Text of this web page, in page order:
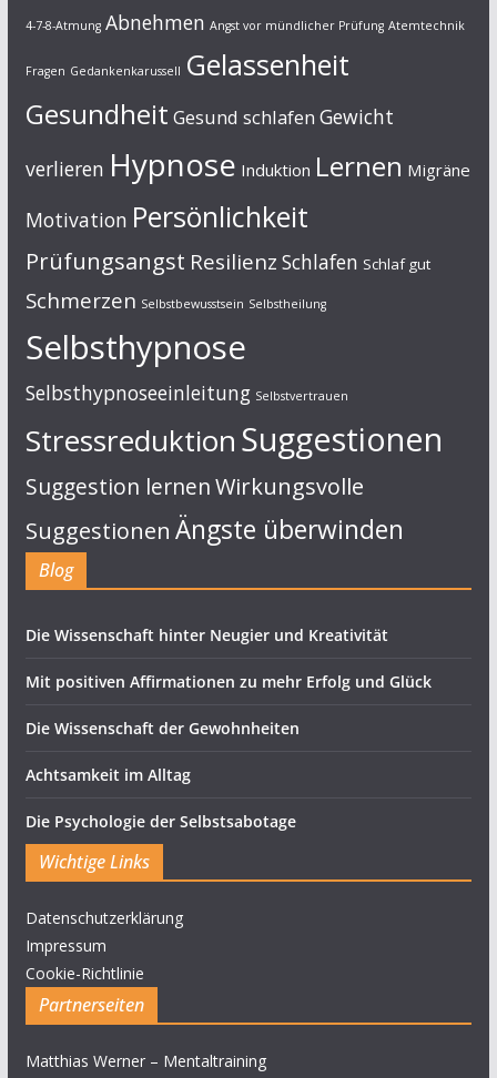
4-7-8-Atmung Abnehmen Angst vor mündlicher Prüfung Atemtechnik
Fragen Gedankenkarussell Gelassenheit
Gesundheit Gesund schlafen Gewicht
verlieren Hypnose Induktion Lernen Migräne
Motivation Persönlichkeit
Prüfungsangst Resilienz Schlafen Schlaf gut
Schmerzen Selbstbewusstsein Selbstheilung
Selbsthypnose
Selbsthypnoseeinleitung Selbstvertrauen
StressreduktionSuggestionen
Suggestion lernenWirkungsvolle
Suggestionen Ängste überwinden
Blog
Die Wissenschaft hinter Neugier und Kreativität
Mit positiven Affirmationen zu mehr Erfolg und Glück
Die Wissenschaft der Gewohnheiten
Achtsamkeit im Alltag
Die Psychologie der Selbstsabotage
Wichtige Links
Datenschutzerklärung
Impressum
Cookie-Richtlinie
Partnerseiten
Matthias Werner – Mentaltraining